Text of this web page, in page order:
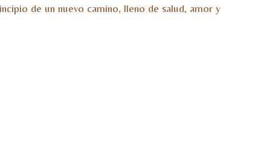
de un nuevo camino, lleno de salud, amor y